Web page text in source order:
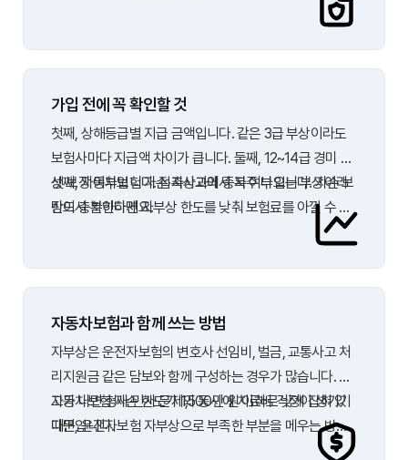
료비보다 더 받을 수도 있고, 입원 일당·골절 진단비 같은
가입 전에 꼭 확인할 것
첫째, 상해등급별 지급 금액입니다. 같은 3급 부상이라도
보험사마다 지급액 차이가 큽니다. 둘째, 12~14급 경미 부
상 보장 여부입니다. 접촉사고에서 자주 나오는 부상이라
반드시 확인하세요.
셋째, 자동차보험 자손·자상과의 중복 여부입니다. 자손 보
장이 충분하다면 자부상 한도를 낮춰 보험료를 아낄 수 있
고, 자손이 부족하다면 자부상으로 보완하는 편이 낫습니
자동차보험과 함께 쓰는 방법
자부상은 운전자보험의 변호사 선임비, 벌금, 교통사고 처
리지원금 같은 담보와 함께 구성하는 경우가 많습니다. 사
고가 나면 형사·민사 문제와 동시에 치료비 걱정이 생기기
때문입니다.
자동차보험 자손 한도가 1,500만 원 이하로 낮게 잡혀 있
다면, 운전자보험 자부상으로 부족한 부분을 메우는 방식
이 실용적입니다. 두 보험의 보장이 겹치는 부분은 없으니,